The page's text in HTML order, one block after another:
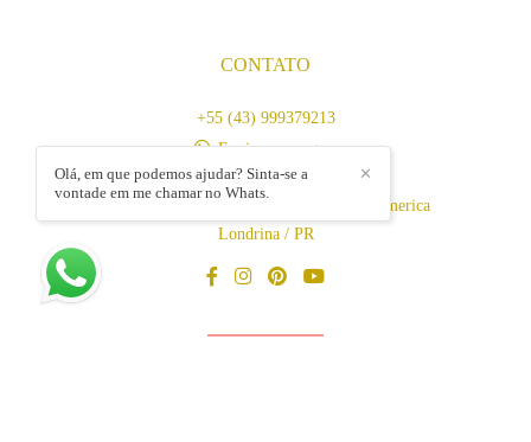
CONTATO
+55 (43) 999379213
Enviar mensagem
contato@gyfotografia.com.br
Av. Duque de Caxias, 1860, 11 - Jardim America
Londrina / PR
✕
Olá, em que podemos ajudar? Sinta-se a
vontade em me chamar no Whats.